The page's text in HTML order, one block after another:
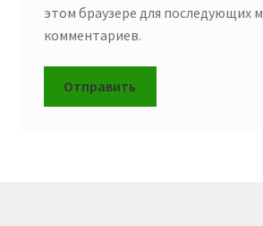
этом браузере для последующих
комментариев.